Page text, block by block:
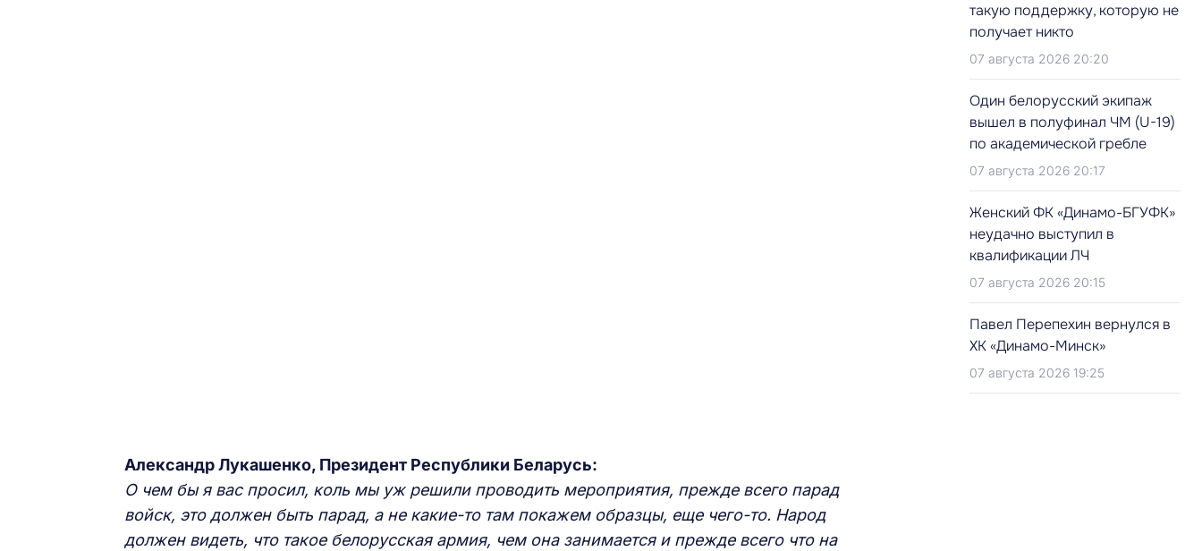
Александр Лукашенко, Президент Республики Беларусь:
О чем бы я вас просил, коль мы уж решили проводить мероприятия, прежде всего парад
войск, это должен быть парад, а не какие-то там покажем образцы, еще чего-то. Народ
должен видеть, что такое белорусская армия, чем она занимается и прежде всего что на
такую поддержку, которую не
получает никто
07 августа 2026 20:20
Один белорусский экипаж
вышел в полуфинал ЧМ (U-19)
по академической гребле
07 августа 2026 20:17
Женский ФК «Динамо-БГУФК»
неудачно выступил в
квалификации ЛЧ
07 августа 2026 20:15
Павел Перепехин вернулся в
ХК «Динамо-Минск»
07 августа 2026 19:25